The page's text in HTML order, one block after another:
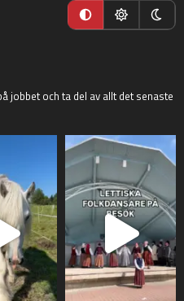
jobbet och ta del av allt det senaste